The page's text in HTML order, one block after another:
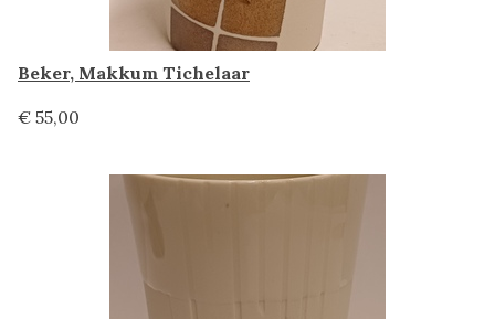
Beker, Makkum Tichelaar
€ 55,00